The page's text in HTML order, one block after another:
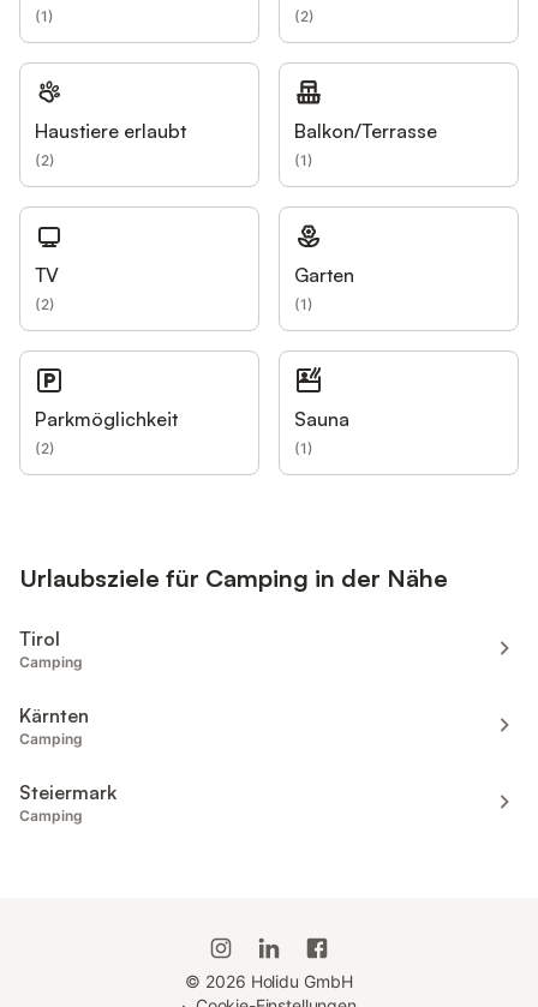
(1) (2)
Haustiere erlaubt
(2)
Balkon/Terrasse
(1)
TV
(2)
Garten
(1)
Parkmöglichkeit
(2)
Sauna
(1)
Urlaubsziele für Camping in der Nähe
Tirol
Camping
Kärnten
Camping
Steiermark
Camping
© 2026 Holidu GmbH